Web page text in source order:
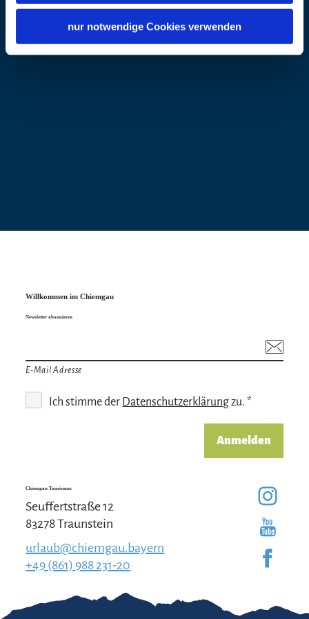
nur notwendige Cookies verwenden
ng.de/
Willkommen im Chiemgau
Newsletter abonnieren
E-Mail Adresse
Ich stimme der Datenschutzerklärungzu. *
Anmelden
Chiemgau Tourismus
Seuffertstraße 12
83278 Traunstein
urlaub@chiemgau.bayern
+49 (861) 988 231-20